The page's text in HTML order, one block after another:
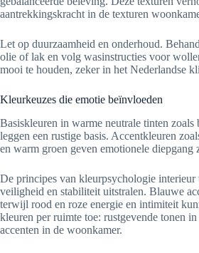
aantrekkingskracht in de texturen
Let op duurzaamheid en onderhoud.
olie of lak en volg wasinstructies voor
mooi te houden, zeker in het Nederlandse
Kleurkeuzes die emotie beïnvloeden
Basiskleuren in warme neutrale tinten zoals
leggen een rustige basis. Accentkleuren
en warm groen geven emotionele diepgang
De principes van kleurpsychologie interieur
veiligheid en stabiliteit uitstralen. Blauwe
terwijl rood en roze energie en intimiteit
kleuren per ruimte toe: rustgevende tonen
accenten in de woonkamer.